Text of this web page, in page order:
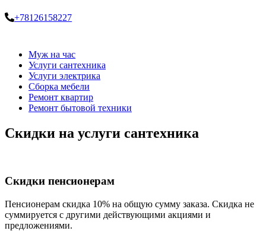
+78126158227
Муж на час
Услуги сантехника
Услуги электрика
Сборка мебели
Ремонт квартир
Ремонт бытовой техники
Скидки на услуги сантехника
Скидки пенсионерам
Пенсионерам скидка 10% на общую сумму заказа. Скидка не
суммируется с другими действующими акциями и
предложениями.